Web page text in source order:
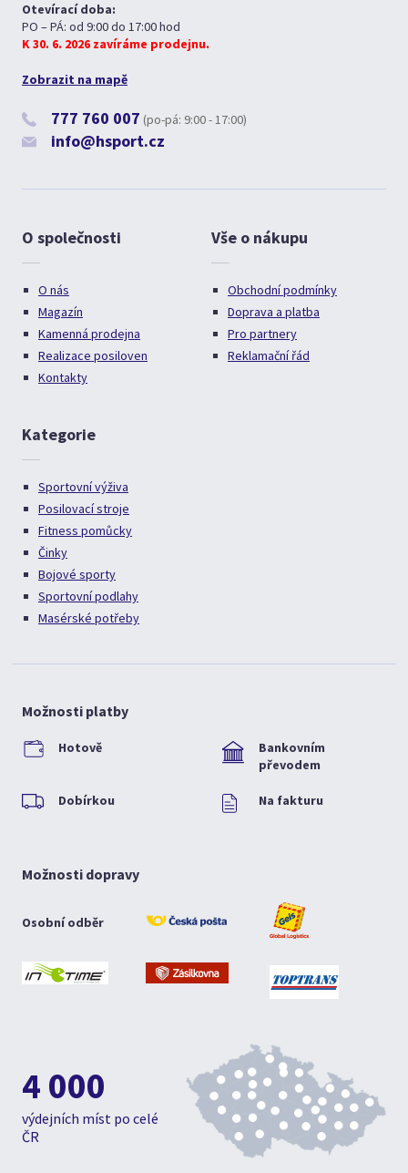
Otevírací doba:
PO – PÁ: od 9:00 do 17:00 hod
K 30. 6. 2026 zavíráme prodejnu.
Zobrazit na mapě
777 760 007 (po-pá: 9:00 - 17:00)
info@hsport.cz
O společnosti
O nás
Magazín
Kamenná prodejna
Realizace posiloven
Kontakty
Vše o nákupu
Obchodní podmínky
Doprava a platba
Pro partnery
Reklamační řád
Kategorie
Sportovní výživa
Posilovací stroje
Fitness pomůcky
Činky
Bojové sporty
Sportovní podlahy
Masérské potřeby
Možnosti platby
Hotově
Bankovním
převodem
Dobírkou Na fakturu
Možnosti dopravy
Osobní odběr
4 000
výdejních míst po celé
ČR